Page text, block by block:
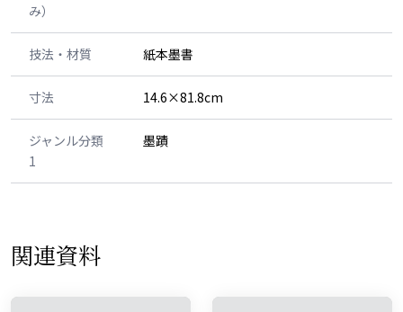
み）
技法・材質 紙本墨書
寸法 14.6×81.8cm
ジャンル分類
1
墨蹟
関連資料